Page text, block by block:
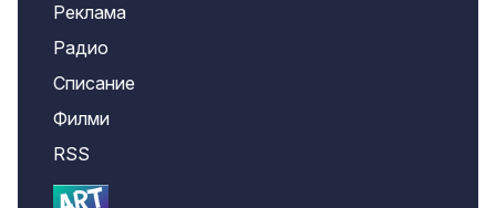
Реклама
Радио
Списание
Филми
RSS